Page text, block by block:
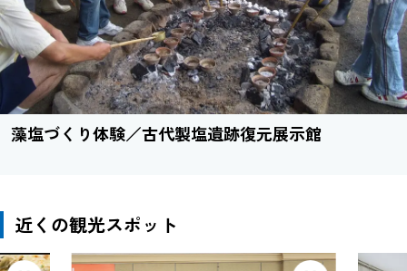
藻塩づくり体験／古代製塩遺跡復元展示館
近くの観光スポット